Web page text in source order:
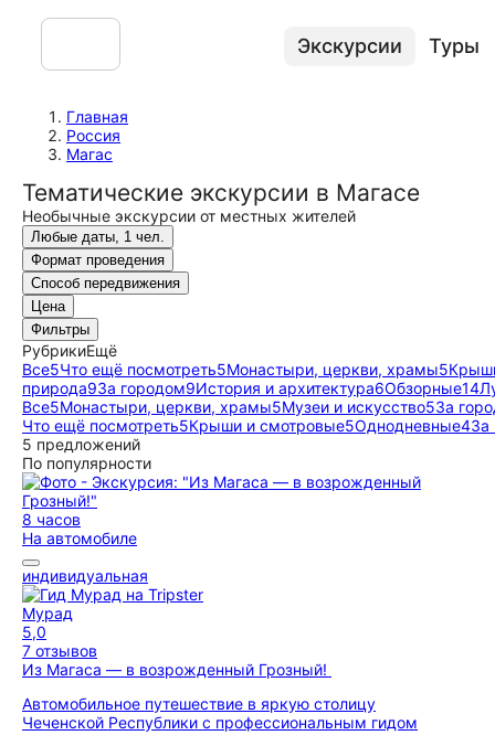
Экскурсии Туры
Главная
Россия
Магас
Тематические экскурсии в Магасе
Необычные экскурсии от местных жителей
Любые даты, 1 чел.
Формат проведения
Способ передвижения
Цена
Фильтры
РубрикиЕщё
Все5Что ещё посмотреть5Монастыри, церкви, храмы5
природа9За городом9История и архитектура6Обзорные14
Все5Монастыри, церкви, храмы5Музеи и искусство5За
Что ещё посмотреть5Крыши и смотровые5Однодневные4За
5 предложений
По популярности
8 часов
На автомобиле
индивидуальная
Мурад
5,0
7 отзывов
Из Магаса — в возрожденный Грозный!
Автомобильное путешествие в яркую столицу
Чеченской Республики с профессиональным гидом